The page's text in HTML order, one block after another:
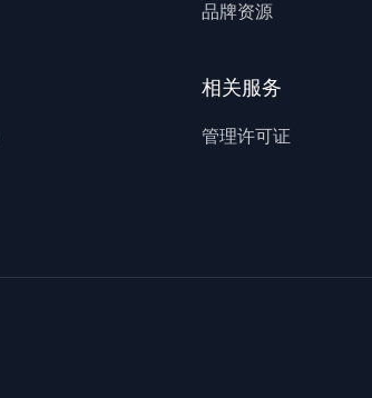
品牌资源
相关服务
管理许可证